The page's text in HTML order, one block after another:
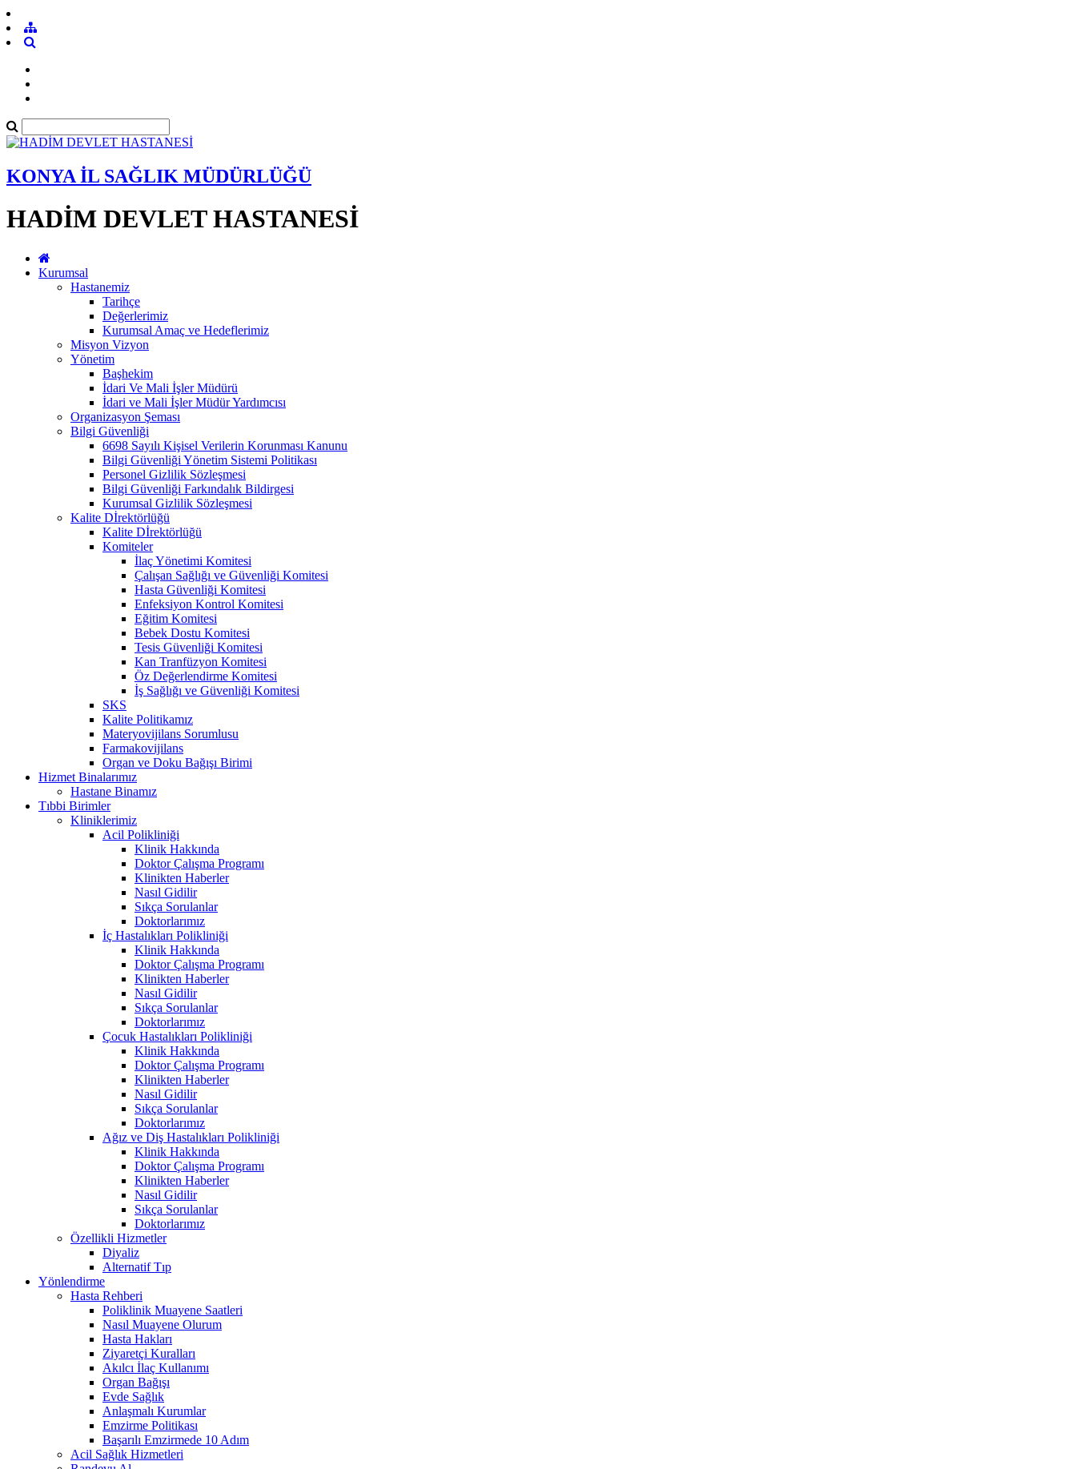
KONYA İL SAĞLIK MÜDÜRLÜĞÜ
HADİM DEVLET HASTANESİ
Kurumsal
Hastanemiz
Tarihçe
Değerlerimiz
Kurumsal Amaç ve Hedeflerimiz
Misyon Vizyon
Yönetim
Başhekim
İdari Ve Mali İşler Müdürü
İdari ve Mali İşler Müdür Yardımcısı
Organizasyon Şeması
Bilgi Güvenliği
6698 Sayılı Kişisel Verilerin Korunması Kanunu
Bilgi Güvenliği Yönetim Sistemi Politikası
Personel Gizlilik Sözleşmesi
Bilgi Güvenliği Farkındalık Bildirgesi
Kurumsal Gizlilik Sözleşmesi
Kalite Dİrektörlüğü
Kalite Dİrektörlüğü
Komiteler
İlaç Yönetimi Komitesi
Çalışan Sağlığı ve Güvenliği Komitesi
Hasta Güvenliği Komitesi
Enfeksiyon Kontrol Komitesi
Eğitim Komitesi
Bebek Dostu Komitesi
Tesis Güvenliği Komitesi
Kan Tranfüzyon Komitesi
Öz Değerlendirme Komitesi
İş Sağlığı ve Güvenliği Komitesi
SKS
Kalite Politikamız
Materyovijilans Sorumlusu
Farmakovijilans
Organ ve Doku Bağışı Birimi
Hizmet Binalarımız
Hastane Binamız
Tıbbi Birimler
Kliniklerimiz
Acil Polikliniği
Klinik Hakkında
Doktor Çalışma Programı
Klinikten Haberler
Nasıl Gidilir
Sıkça Sorulanlar
Doktorlarımız
İç Hastalıkları Polikliniği
Klinik Hakkında
Doktor Çalışma Programı
Klinikten Haberler
Nasıl Gidilir
Sıkça Sorulanlar
Doktorlarımız
Çocuk Hastalıkları Polikliniği
Klinik Hakkında
Doktor Çalışma Programı
Klinikten Haberler
Nasıl Gidilir
Sıkça Sorulanlar
Doktorlarımız
Ağız ve Diş Hastalıkları Polikliniği
Klinik Hakkında
Doktor Çalışma Programı
Klinikten Haberler
Nasıl Gidilir
Sıkça Sorulanlar
Doktorlarımız
Özellikli Hizmetler
Diyaliz
Alternatif Tıp
Yönlendirme
Hasta Rehberi
Poliklinik Muayene Saatleri
Nasıl Muayene Olurum
Hasta Hakları
Ziyaretçi Kuralları
Akılcı İlaç Kullanımı
Organ Bağışı
Evde Sağlık
Anlaşmalı Kurumlar
Emzirme Politikası
Başarılı Emzirmede 10 Adım
Acil Sağlık Hizmetleri